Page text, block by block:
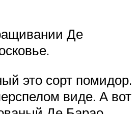
Де
это сорт помидор.
виде. А вот